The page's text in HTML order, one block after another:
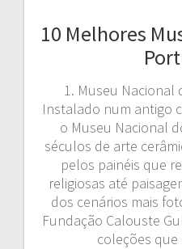
10 Melhores
1. Museu
Instalado num antigo
o Museu Nacional
séculos de arte
pelos painéis que
religiosas até
dos cenários mais
Fundação Calouste
coleções